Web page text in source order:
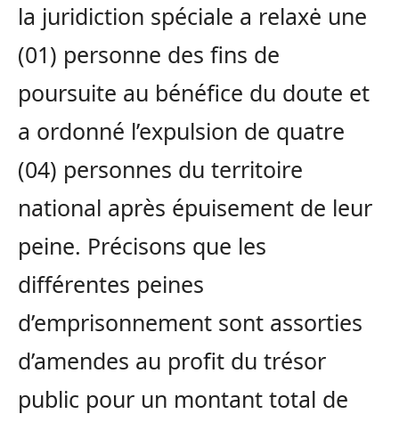
la juridiction spéciale a relaxė une
(01) personne des fins de
poursuite au bénéfice du doute et
a ordonné l’expulsion de quatre
(04) personnes du territoire
national après épuisement de leur
peine. Précisons que les
différentes peines
d’emprisonnement sont assorties
d’amendes au profit du trésor
public pour un montant total de